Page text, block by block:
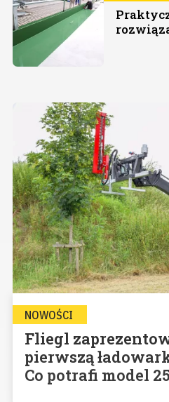
NOWOŚCI
Fliegl
pierwszą
Co potrafi model